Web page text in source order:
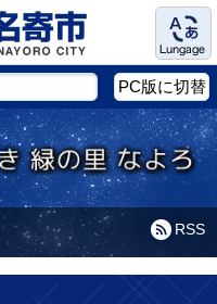
Language
PC版に切替
RSS